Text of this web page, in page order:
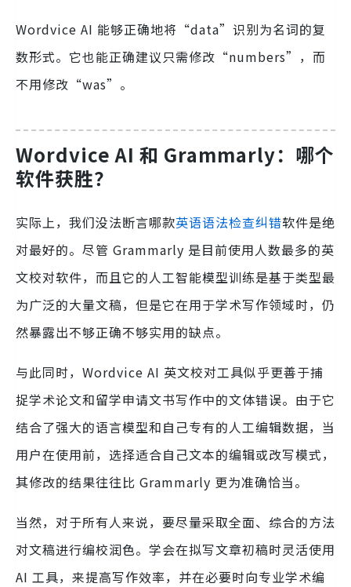
Wordvice AI 能够正确地将“data”识别为名词的复
数形式。它也能正确建议只需修改“numbers”，而
不用修改“was”。
Wordvice AI 和 Grammarly：哪个
软件获胜？
实际上，我们没法断言哪款英语语法检查纠错软件是绝
对最好的。尽管 Grammarly 是目前使用人数最多的英
文校对软件，而且它的人工智能模型训练是基于类型最
为广泛的大量文稿，但是它在用于学术写作领域时，仍
然暴露出不够正确不够实用的缺点。
与此同时，Wordvice AI 英文校对工具似乎更善于捕
捉学术论文和留学申请文书写作中的文体错误。由于它
结合了强大的语言模型和自己专有的人工编辑数据，当
用户在使用前，选择适合自己文本的编辑或改写模式，
其修改的结果往往比 Grammarly 更为准确恰当。
当然，对于所有人来说，要尽量采取全面、综合的方法
对文稿进行编校润色。学会在拟写文章初稿时灵活使用
AI 工具，来提高写作效率，并在必要时向专业学术编